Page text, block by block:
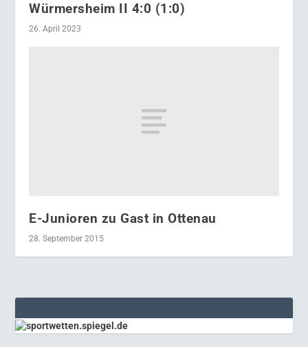
Würmersheim II 4:0 (1:0)
26. April 2023
E-Junioren zu Gast in Ottenau
28. September 2015